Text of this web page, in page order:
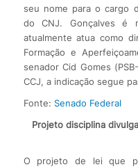
seu nome para o cargo
do CNJ. Gonçalves é
atualmente atua como
Formação e
senador Cid Gomes
CCJ, a indicação segue
Fonte: Senado Federal
Projeto disciplina
O projeto de lei que